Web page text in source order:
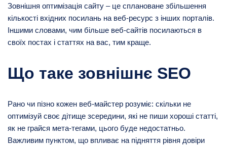
Зовнішня оптимізація сайту – це сплановане збільшення
кількості вхідних посилань на веб-ресурс з інших порталів.
Іншими словами, чим більше веб-сайтів посилаються в
своїх постах і статтях на вас, тим краще.
Що таке зовнішнє SEO
Рано чи пізно кожен веб-майстер розуміє: скільки не
оптимізуй своє дітище зсередини, які не пиши хороші статті,
як не грайся мета-тегами, цього буде недостатньо.
Важливим пунктом, що впливає на підняття рівня довіри